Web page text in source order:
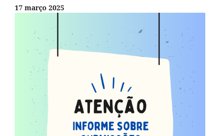
17 março 2025